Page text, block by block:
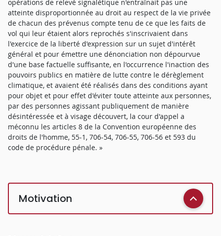
opérations de relevé signalétique n'entraînait pas une
atteinte disproportionnée au droit au respect de la vie privée
de chacun des prévenus compte tenu de ce que les faits de
vol qui leur étaient alors reprochés s'inscrivaient dans
l'exercice de la liberté d'expression sur un sujet d'intérêt
général et pour émettre une dénonciation non dépourvue
d'une base factuelle suffisante, en l'occurrence l'inaction des
pouvoirs publics en matière de lutte contre le dérèglement
climatique, et avaient été réalisés dans des conditions ayant
pour objet et pour effet d'éviter toute atteinte aux personnes,
par des personnes agissant publiquement de manière
désintéressée et à visage découvert, la cour d'appel a
méconnu les articles 8 de la Convention européenne des
droits de l'homme, 55-1, 706-54, 706-55, 706-56 et 593 du
code de procédure pénale. »
Motivation